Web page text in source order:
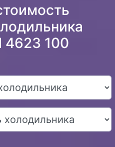
4623 100